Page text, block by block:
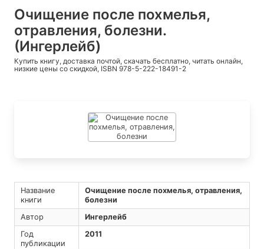
Очищение после похмелья,
отравления, болезни.
(Ингерлейб)
Купить книгу, доставка почтой, скачать бесплатно, читать онлайн,
низкие цены со скидкой, ISBN 978-5-222-18491-2
Название
книги
Очищение после похмелья, отравления,
болезни
Автор
Ингерлейб
Год
публикации
2011